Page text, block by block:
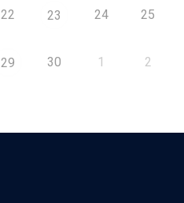
22 23 24 25
29 30 1 2